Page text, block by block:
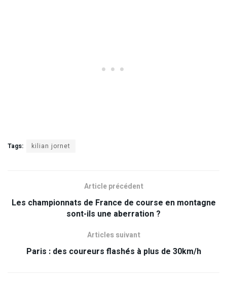
Tags: kilian jornet
Article précédent
Les championnats de France de course en montagne
sont-ils une aberration ?
Articles suivant
Paris : des coureurs flashés à plus de 30km/h